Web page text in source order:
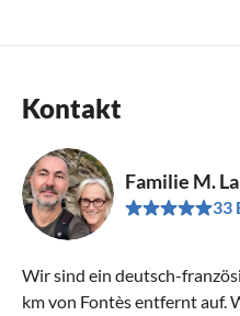
Kontakt
Familie M.
33
Wir sind ein deutsch-
km von Fontès entfernt auf.